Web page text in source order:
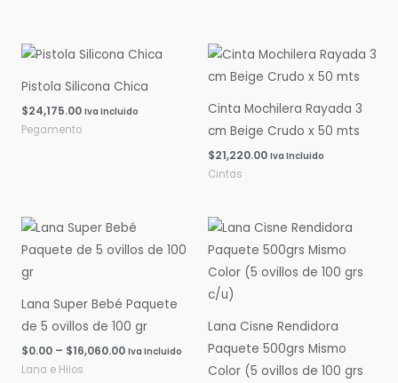
Pistola Silicona Chica
$24,175.00 Iva Incluido
Pegamento
Cinta Mochilera Rayada 3
cm Beige Crudo x 50 mts
$21,220.00 Iva Incluido
Cintas
Lana Super Bebé Paquete
de 5 ovillos de 100 gr
$0.00 – $16,060.00
Rango
de
precios:
$16,060.00
Iva Incluido
Lana e Hilos
Lana Cisne Rendidora
Paquete 500grs Mismo
Color (5 ovillos de 100 grs
Rango
de
precios:
desde
$0.00